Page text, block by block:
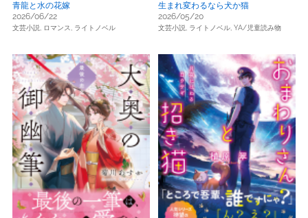
青龍と水の花嫁
2026/06/22
文芸小説, ロマンス, ライトノベル
生まれ変わるなら犬か猫
2026/05/20
文芸小説, ライトノベル, YA/児童読み物